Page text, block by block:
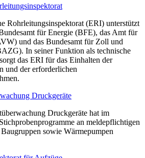
Rohrleitungsinspektorat (ERI) unterstützt
für Energie (BFE), das Amt für
und das Bundesamt für Zoll und
In seiner Funktion als technische
das ERI für das Einhalten der
und der erforderlichen
Druckgeräte
Druckgeräte hat im
an meldepflichtigen
sowie Wärmepumpen